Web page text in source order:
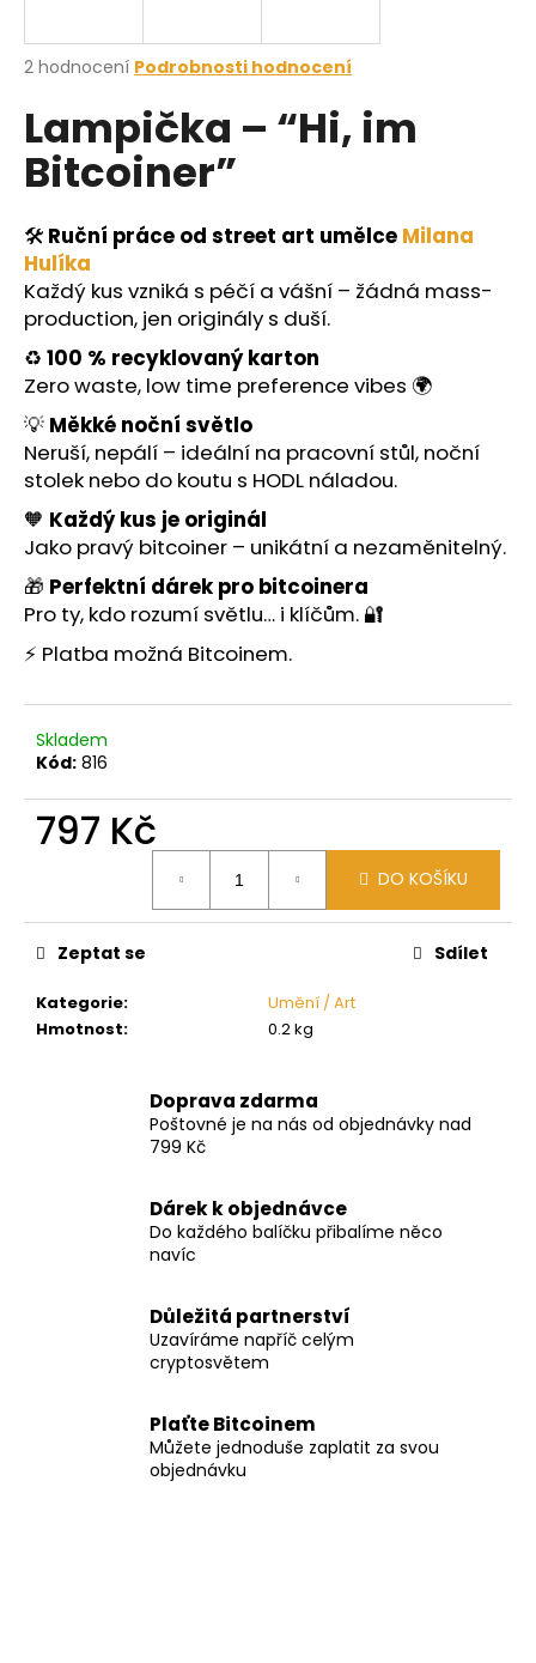
Průměrné
produktu
je
5,0
hvězdiček.
2 hodnocení Podrobnosti hodnocení
Lampička – “Hi, im
Bitcoiner”
🛠️ Ruční práce od street art umělce Milana
Hulíka
Každý kus vzniká s péčí a vášní – žádná mass-
production, jen originály s duší.
♻️ 100 % recyklovaný karton
Zero waste, low time preference vibes 🌍
💡 Měkké noční světlo
Neruší, nepálí – ideální na pracovní stůl, noční
stolek nebo do koutu s HODL náladou.
🧡 Každý kus je originál
Jako pravý bitcoiner – unikátní a nezaměnitelný.
🎁 Perfektní dárek pro bitcoinera
Pro ty, kdo rozumí světlu… i klíčům. 🔐
⚡️ Platba možná Bitcoinem.
Skladem
Kód: 816
797 Kč
DO KOŠÍKU
Kategorie:
Umění / Art
Hmotnost: 0.2 kg
Zeptat se Sdílet
Doprava zdarma
Poštovné je na nás od objednávky nad
799 Kč
Dárek k objednávce
Do každého balíčku přibalíme něco
navíc
Důležitá partnerství
Uzavíráme napříč celým
cryptosvětem
Plaťte Bitcoinem
Můžete jednoduše zaplatit za svou
objednávku
j
t
?
HLEDAT
D
o
p
o
r
u
č
j
e
m
e